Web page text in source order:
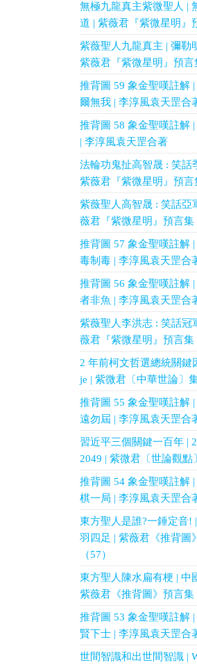
無極九龍真主紫微聖人 |
道 | 紫薇君『紫微星明』
紫薇聖人九龍真主 | 彌勒
紫薇君『紫微星明』預言
推背圖 59 象金聖嘆註解
爾無我 | 李淳風袁天罡合
推背圖 58 象金聖嘆註解
| 李淳風袁天罡合著
法輪功鬼扯高智晟 : 笑話
紫薇君『紫微星明』預言
紫薇聖人高智晟 : 笑話亞
薇君『紫微星明』預言集
推背圖 57 象金聖嘆註解
毒制毒 | 李淳風袁天罡合
推背圖 56 象金聖嘆註解
者非魚 | 李淳風袁天罡合
紫薇聖人李洪志 : 笑話冠
薇君『紫微星明』預言集
2 年前柯文哲選總統關鍵
je | 紫微君〔中華世論〕集
推背圖 55 象金聖嘆註解
遠勿屆 | 李淳風袁天罡合
習近平三個關鍵一百年 |
2049 | 紫微君〔世論觀點
推背圖 54 象金聖嘆註解
棋一局 | 李淳風袁天罡合
東方聖人是誰?一錘定音!
羽四足 | 紫薇君《推背圖
（57）
東方聖人陳水扁有梗 | 中
紫薇君《推背圖》預言集
推背圖 53 象金聖嘆註解
賢下士 | 李淳風袁天罡合
世間智識和出世間智識 |